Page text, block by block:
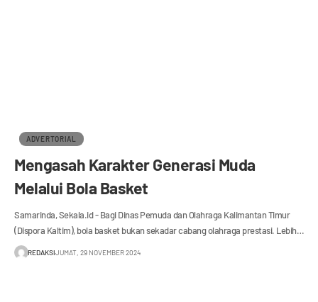
ADVERTORIAL
Mengasah Karakter Generasi Muda
Melalui Bola Basket
Samarinda, Sekala.id - Bagi Dinas Pemuda dan Olahraga Kalimantan Timur
(Dispora Kaltim), bola basket bukan sekadar cabang olahraga prestasi. Lebih…
REDAKSIJUMAT, 29 NOVEMBER 2024